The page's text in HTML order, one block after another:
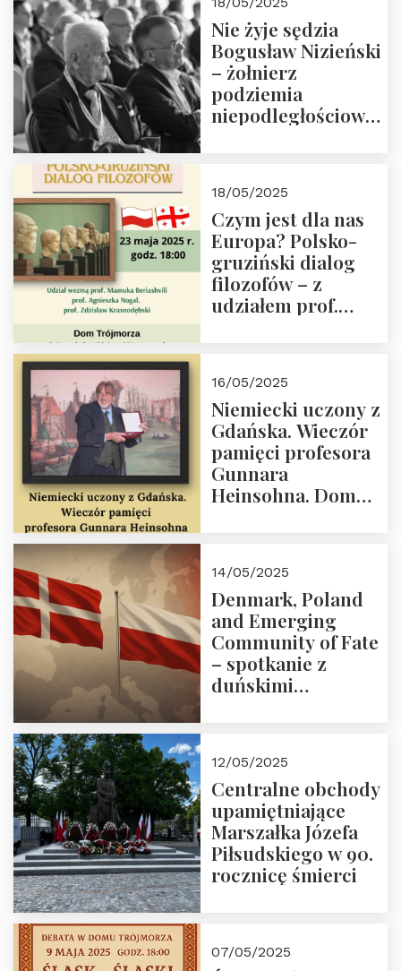
Nie żyje sędzia
Bogusław Nizieński
– żołnierz
podziemia
niepodległościowego
społeczny, członek
Kapituły Nagrody
im. Prezydenta
Lecha
Kaczyńskiego.
Wielki autorytet.
18/05/2025
Czym jest dla nas
Europa? Polsko-
gruziński dialog
filozofów – z
udziałem prof.
Dom Trójmorza 23
maja 2025 r. godz.
18:00.
16/05/2025
Niemiecki uczony z
Gdańska. Wieczór
pamięci profesora
Gunnara
Heinsohna. Dom
14/05/2025
Denmark, Poland
and Emerging
Community of Fate
– spotkanie z
duńskimi
12/05/2025
Centralne obchody
upamiętniające
Marszałka Józefa
Piłsudskiego w 90.
rocznicę śmierci
07/05/2025